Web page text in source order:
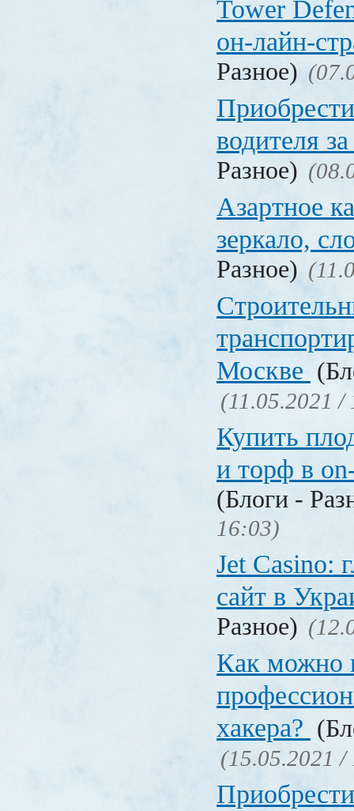
Tower
он-лайн-
Разное)
водителя
Разное)
Азартное
зеркало,
Разное)
Москве
(11.05.2021 /
Купить
и торф в
(Блоги -
16:03)
Jet Сasino:
сайт в
Разное)
Как можно
хакера?
(15.05.2021 /